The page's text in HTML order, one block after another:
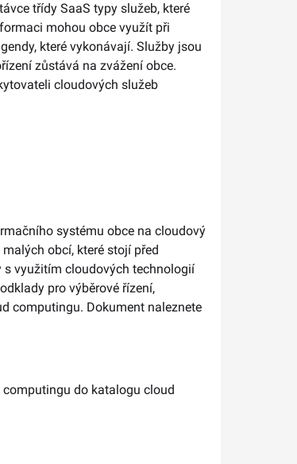
třídy SaaS typy služeb, které
mohou obce využít při
které vykonávají. Služby jsou
zůstává na zvážení obce.
cloudových služeb
systému obce na cloudový
obcí, které stojí před
využitím cloudových technologií
pro výběrové řízení,
computingu. Dokument naleznete
computingu do katalogu cloud